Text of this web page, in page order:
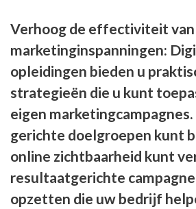
Verhoog de effectiviteit
marketinginspanningen:
opleidingen bieden u
strategieën die u kunt
eigen
gerichte doelgroepen kunt
online zichtbaarheid kunt
resultaatgerichte
opzetten die uw bedrijf